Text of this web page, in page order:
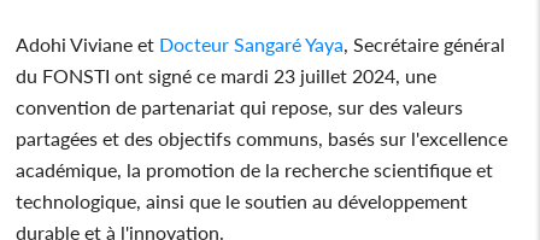
Adohi Viviane et Docteur Sangaré Yaya , Secrétaire général
du FONSTI ont signé ce mardi 23 juillet 2024, une
convention de partenariat qui repose, sur des valeurs
partagées et des objectifs communs, basés sur l'excellence
académique, la promotion de la recherche scientifique et
technologique, ainsi que le soutien au développement
durable et à l'innovation.